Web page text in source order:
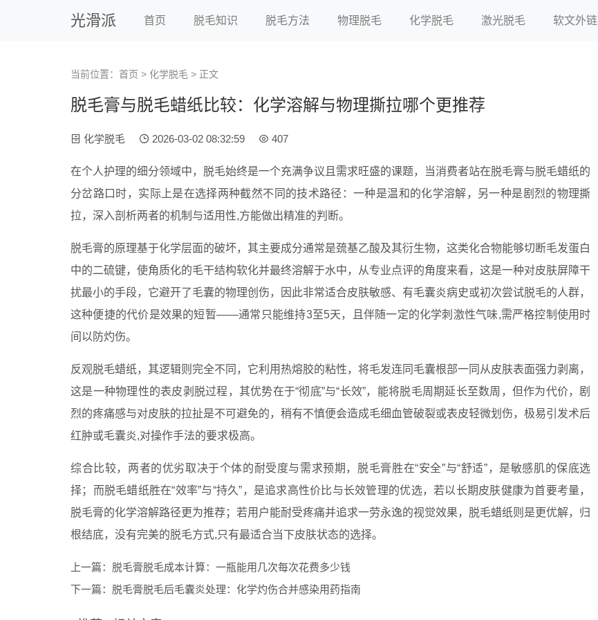
光滑派 首页 脱毛知识 脱毛方法 物理脱毛 化学脱毛 激光脱毛 软文外链
当前位置： 首页 > 化学脱毛 > 正文
脱毛膏与脱毛蜡纸比较：化学溶解与物理撕拉哪个更推荐
化学脱毛 2026-03-02 08:32:59 407
在个人护理的细分领域中，脱毛始终是一个充满争议且需求旺盛的课题，当消费者站在脱毛膏与脱毛蜡纸的
分岔路口时，实际上是在选择两种截然不同的技术路径：一种是温和的化学溶解，另一种是剧烈的物理撕
拉，深入剖析两者的机制与适用性,方能做出精准的判断。
脱毛膏的原理基于化学层面的破坏，其主要成分通常是巯基乙酸及其衍生物，这类化合物能够切断毛发蛋白
中的二硫键，使角质化的毛干结构软化并最终溶解于水中，从专业点评的角度来看，这是一种对皮肤屏障干
扰最小的手段，它避开了毛囊的物理创伤，因此非常适合皮肤敏感、有毛囊炎病史或初次尝试脱毛的人群，
这种便捷的代价是效果的短暂——通常只能维持3至5天，且伴随一定的化学刺激性气味,需严格控制使用时
间以防灼伤。
反观脱毛蜡纸，其逻辑则完全不同，它利用热熔胶的粘性，将毛发连同毛囊根部一同从皮肤表面强力剥离，
这是一种物理性的表皮剥脱过程，其优势在于“彻底”与“长效”，能将脱毛周期延长至数周，但作为代价，剧
烈的疼痛感与对皮肤的拉扯是不可避免的，稍有不慎便会造成毛细血管破裂或表皮轻微划伤，极易引发术后
红肿或毛囊炎,对操作手法的要求极高。
综合比较，两者的优劣取决于个体的耐受度与需求预期，脱毛膏胜在“安全”与“舒适”，是敏感肌的保底选
择；而脱毛蜡纸胜在“效率”与“持久”，是追求高性价比与长效管理的优选，若以长期皮肤健康为首要考量，
脱毛膏的化学溶解路径更为推荐；若用户能耐受疼痛并追求一劳永逸的视觉效果，脱毛蜡纸则是更优解，归
根结底，没有完美的脱毛方式,只有最适合当下皮肤状态的选择。
上一篇： 脱毛膏脱毛成本计算：一瓶能用几次每次花费多少钱
下一篇： 脱毛膏脱毛后毛囊炎处理：化学灼伤合并感染用药指南